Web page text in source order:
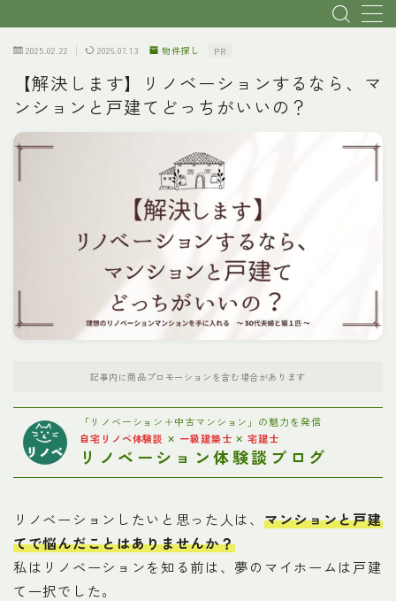
費用
理想のプランへ
お問い合わせ
2025.02.22 2026.07.13 物件探し PR
【解決します】リノベーションするなら、マ
ンションと戸建てどっちがいいの？
記事内に商品プロモーションを含む場合があります
「リノベーション＋中古マンション」の魅力を発信
自宅リノベ体験談 ✕ 一級建築士 ✕宅建士
リノベーション体験談ブログ
リノベーションしたいと思った人は、 マンションと戸建
てで悩んだことはありませんか？
私はリノベーションを知る前は、夢のマイホームは戸建
て一択でした。